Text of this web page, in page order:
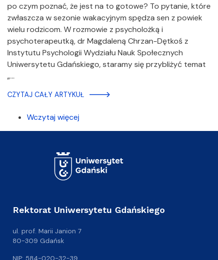
po czym poznać, że jest na to gotowe? To pytanie, które
zwłaszcza w sezonie wakacyjnym spędza sen z powiek
wielu rodzicom. W rozmowie z psycholożką i
psychoterapeutką, dr Magdaleną Chrzan-Dętkoś z
Instytutu Psychologii Wydziału Nauk Społecznych
Uniwersytetu Gdańskiego, staramy się przybliżyć temat
„…
CZYTAJ CAŁY ARTYKUŁ
Wczytaj więcej
Rektorat Uniwersytetu Gdańskiego
ul. prof. Marii Janion 7
80-309 Gdańsk